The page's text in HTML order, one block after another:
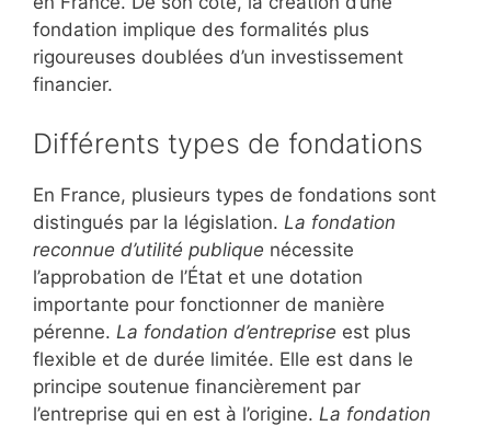
fondation implique des formalités plus
rigoureuses doublées d’un investissement
financier.
Différents types de fondations
En France, plusieurs types de fondations sont
distingués par la législation. La fondation
reconnue d’utilité publique nécessite
l’approbation de l’État et une dotation
importante pour fonctionner de manière
pérenne. La fondation d’entreprise est plus
flexible et de durée limitée. Elle est dans le
principe soutenue financièrement par
l’entreprise qui en est à l’origine. La fondation